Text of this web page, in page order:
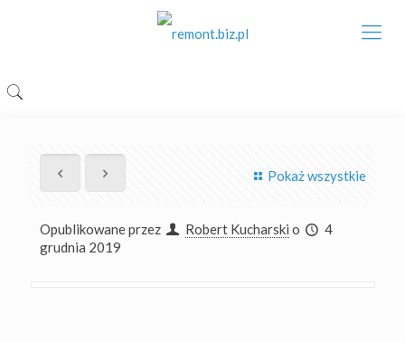
Pokaż wszystkie
Opublikowane przez Robert Kucharski o
4
grudnia 2019